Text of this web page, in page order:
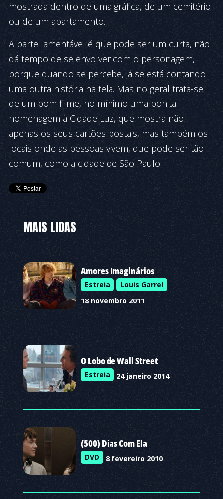
mostrada dentro de uma gráfica, de um cemitério
ou de um apartamento.
A parte lamentável é que pode ser um curta, não
dá tempo de se envolver com o personagem,
porque quando se percebe, já se está contando
uma outra história na tela. Mas no geral trata-se
de um bom filme, no mínimo uma bonita
homenagem à Cidade Luz, que mostra não
apenas os seus cartões-postais, mas também os
locais onde as pessoas vivem, que pode ser tão
comum, como a cidade de São Paulo.
MAIS LIDAS
Amores Imaginários
Estreia
Louis Garrel
18 novembro 2011
O Lobo de Wall Street
Estreia 24 janeiro 2014
(500) Dias Com Ela
DVD 8 fevereiro 2010